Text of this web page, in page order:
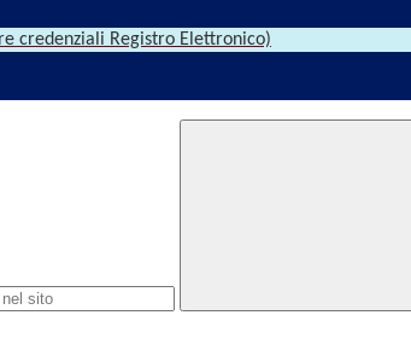
credenziali Registro Elettronico)